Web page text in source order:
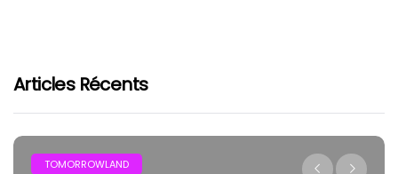
Articles Récents
TOMORROWLAND